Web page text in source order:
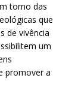
torno das
que
de vivência
um
promover a